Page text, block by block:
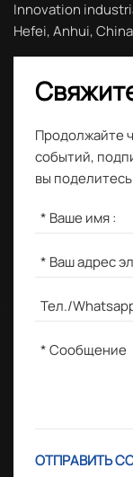
Innovation
Hefei, Anhui,
Продолжайте
событий,
вы
ОТПРАВИТЬ